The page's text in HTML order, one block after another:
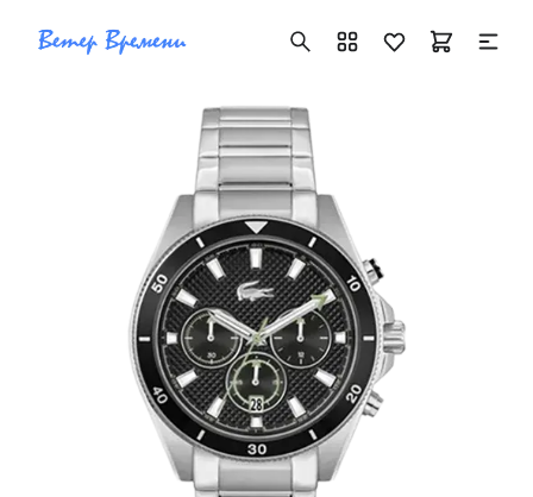
+7 ( 705 ) 181-42-50
info@vetervremeni.kz
Авторизация
Каталог
Мужские часы